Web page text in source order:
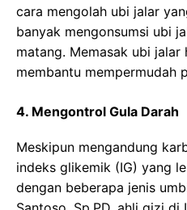
cara mengolah ubi jalar
banyak mengonsumsi ubi
matang. Memasak ubi jalar
membantu mempermudah
4. Mengontrol Gula Darah
Meskipun mengandung
indeks glikemik (IG) yang
dengan beberapa jenis